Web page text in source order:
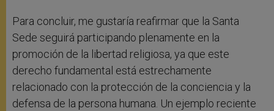
Para concluir, me gustaría reafirmar que la Santa
Sede seguirá participando plenamente en la
promoción de la libertad religiosa, ya que este
derecho fundamental está estrechamente
relacionado con la protección de la conciencia y la
defensa de la persona humana. Un ejemplo reciente